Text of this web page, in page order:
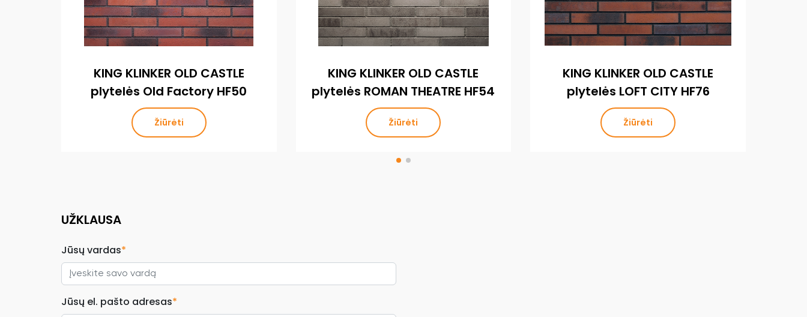
KING KLINKER OLD CASTLE
plytelės Old Factory HF50
Žiūrėti
KING KLINKER OLD CASTLE
plytelės ROMAN THEATRE HF54
Žiūrėti
KING KLINKER OLD CASTLE
plytelės LOFT CITY HF76
Žiūrėti
UŽKLAUSA
Jūsų vardas*
Jūsų el. pašto adresas*